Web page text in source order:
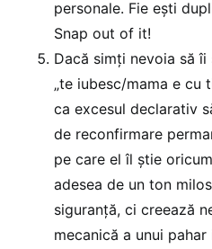
personale. Fie ești
Snap out of it!
Dacă simți nevoia să
„te iubesc/mama e cu
ca excesul declarativ
de reconfirmare
pe care el îl știe
adesea de un ton
siguranță, ci creează
mecanică a unui